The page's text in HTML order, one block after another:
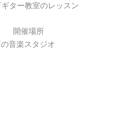
ター教室のレッスン
開催場所
音楽スタジオ